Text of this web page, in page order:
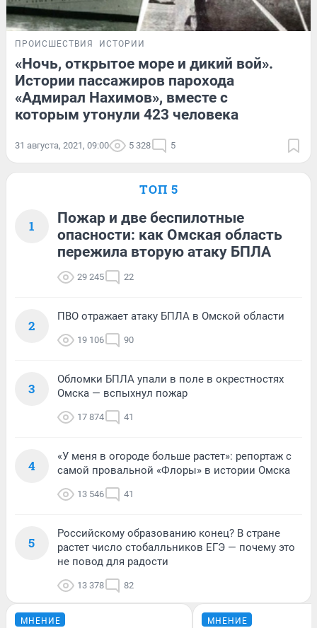
ПРОИСШЕСТВИЯ ИСТОРИИ
«Ночь, открытое море и дикий вой».
Истории пассажиров парохода
«Адмирал Нахимов», вместе с
которым утонули 423 человека
31 августа, 2021, 09:00 5 328 5
ТОП 5
1
Пожар и две беспилотные
опасности: как Омская область
пережила вторую атаку БПЛА
29 245 22
2
ПВО отражает атаку БПЛА в Омской области
19 106 90
3
Обломки БПЛА упали в поле в окрестностях
Омска — вспыхнул пожар
17 874 41
4
«У меня в огороде больше растет»: репортаж с
самой провальной «Флоры» в истории Омска
13 546 41
5
Российскому образованию конец? В стране
растет число стобалльников ЕГЭ — почему это
не повод для радости
13 378 82
МНЕНИЕ МНЕНИЕ